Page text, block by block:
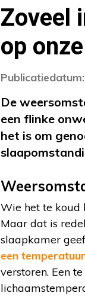
Zoveel
op
De
een flinke
het is om
Wie het te koud
Maar dat is
slaapkamer
een
verstoren. Een